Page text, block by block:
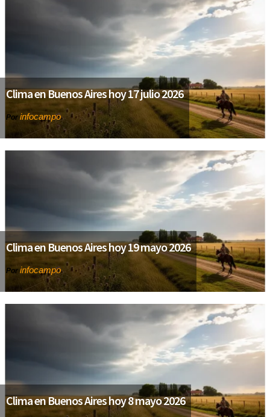
Clima en Buenos Aires hoy 17 julio 2026
Por infocampo
Clima en Buenos Aires hoy 19 mayo 2026
Por infocampo
Clima en Buenos Aires hoy 8 mayo 2026